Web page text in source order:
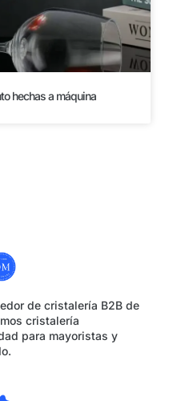
hechas a máquina
de cristalería B2B de
cristalería
para mayoristas y